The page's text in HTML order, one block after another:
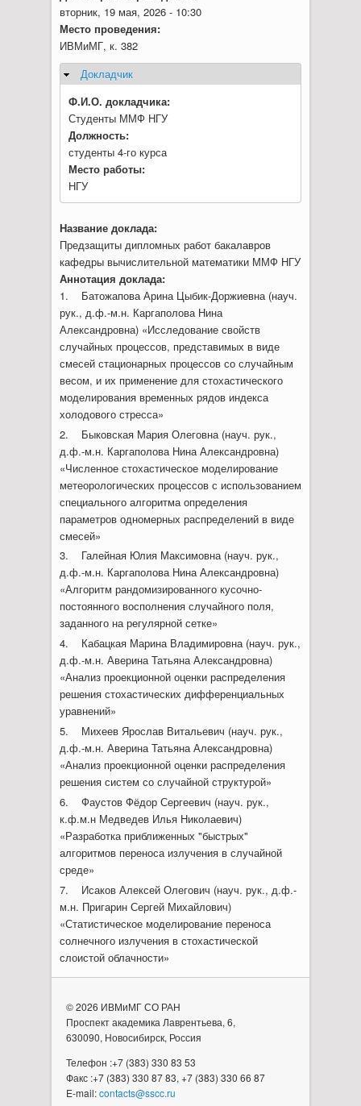
вторник, 19 мая, 2026 - 10:30
Место проведения:
ИВМиМГ, к. 382
Скрыть
Докладчик
Ф.И.О. докладчика:
Студенты ММФ НГУ
Должность:
студенты 4-го курса
Место работы:
НГУ
Название доклада:
Предзащиты дипломных работ бакалавров
кафедры вычислительной математики ММФ НГУ
Аннотация доклада:
1. Батожапова Арина Цыбик-Доржиевна (науч.
рук., д.ф.-м.н. Каргаполова Нина
Александровна) «Исследование свойств
случайных процессов, представимых в виде
смесей стационарных процессов со случайным
весом, и их применение для стохастического
моделирования временных рядов индекса
холодового стресса»
2. Быковская Мария Олеговна (науч. рук.,
д.ф.-м.н. Каргаполова Нина Александровна)
«Численное стохастическое моделирование
метеорологических процессов с использованием
специального алгоритма определения
параметров одномерных распределений в виде
смесей»
3. Галейная Юлия Максимовна (науч. рук.,
д.ф.-м.н. Каргаполова Нина Александровна)
«Алгоритм рандомизированного кусочно-
постоянного восполнения случайного поля,
заданного на регулярной сетке»
4. Кабацкая Марина Владимировна (науч. рук.,
д.ф.-м.н. Аверина Татьяна Александровна)
«Анализ проекционной оценки распределения
решения стохастических дифференциальных
уравнений»
5. Михеев Ярослав Витальевич (науч. рук.,
д.ф.-м.н. Аверина Татьяна Александровна)
«Анализ проекционной оценки распределения
решения систем со случайной структурой»
6. Фаустов Фёдор Сергеевич (науч. рук.,
к.ф.м.н Медведев Илья Николаевич)
«Разработка приближенных "быстрых"
алгоритмов переноса излучения в случайной
среде»
7. Исаков Алексей Олегович (науч. рук., д.ф.-
м.н. Пригарин Сергей Михайлович)
«Статистическое моделирование переноса
солнечного излучения в стохастической
слоистой облачности»
© 2026 ИВМиМГ СО РАН
Проспект академика Лаврентьева, 6,
630090, Новосибирск, Россия
Телефон :+7 (383) 330 83 53
Факс :+7 (383) 330 87 83, +7 (383) 330 66 87
E-mail:contacts@sscc.ru